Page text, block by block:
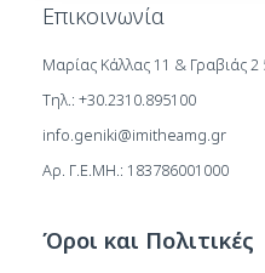
Επικοινωνία
Μαρίας Κάλλας 11 & Γραβιάς 2
Τηλ.: +30.2310.895100
info.geniki@imitheamg.gr
Αρ. Γ.Ε.ΜΗ.: 183786001000
Όροι και Πολιτικές